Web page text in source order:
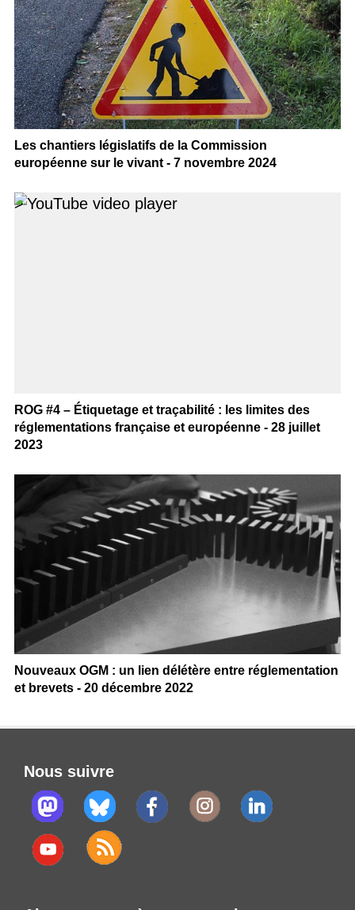
Les chantiers législatifs de la Commission
européenne sur le vivant - 7 novembre 2024
>
ROG #4 – Étiquetage et traçabilité : les limites des
réglementations française et européenne - 28 juillet
2023
Nouveaux OGM : un lien délétère entre réglementation
et brevets - 20 décembre 2022
Nous suivre